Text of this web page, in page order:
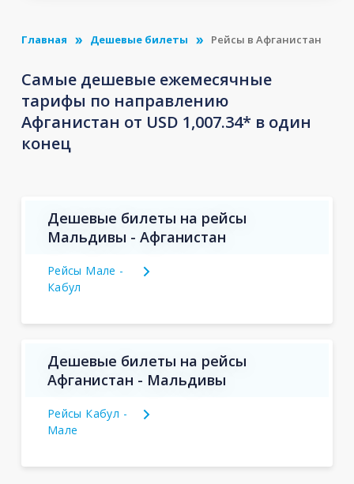
Главная Дешевые билеты Рейсы в Афганистан
Самые дешевые ежемесячные
тарифы по направлению
Афганистан от USD 1,007.34* в один
конец
Дешевые билеты на рейсы
Мальдивы - Афганистан
Рейсы Мале -
Кабул
Дешевые билеты на рейсы
Афганистан - Мальдивы
Рейсы Кабул -
Мале